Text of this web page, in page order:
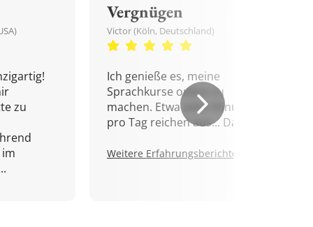
zu
Vergnügen
Victor (Köln, Deutschland)
Ich genieße es, meine
Sprachkurse online zu
machen. Etwa zehn Minuten
pro Tag reichen aus... Danke!
Weitere Erfahrungsberichte.